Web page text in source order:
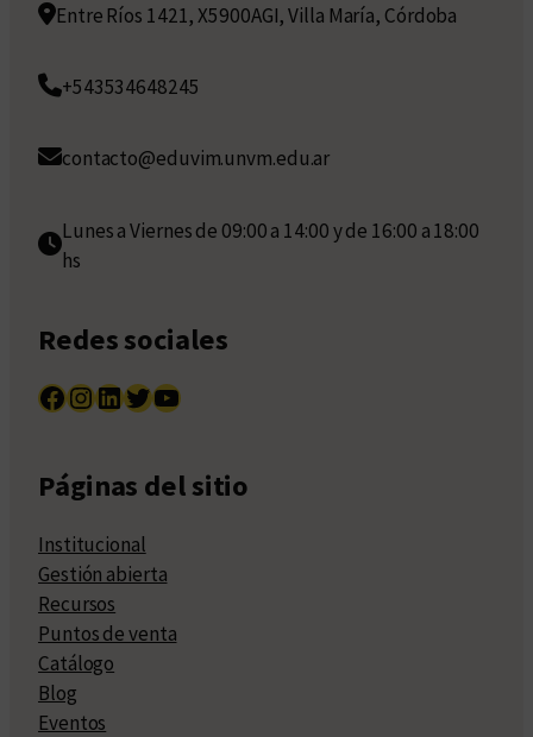
Entre Ríos 1421, X5900AGI, Villa María, Córdoba
+543534648245
contacto@eduvim.unvm.edu.ar
Lunes a Viernes de 09:00 a 14:00 y de 16:00 a 18:00
hs
Redes sociales
Facebook InstagramLinkedIn Twitter YouTube
Páginas del sitio
Institucional
Gestión abierta
Recursos
Puntos de venta
Catálogo
Blog
Eventos